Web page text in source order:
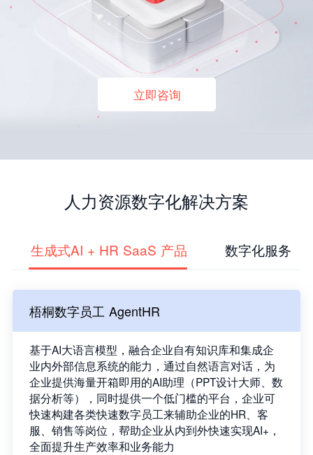
立即咨询
人力资源数字化解决方案
生成式AI + HR SaaS 产品 数字化服务
梧桐数字员工 AgentHR
基于AI大语言模型，融合企业自有知识库和集成企
业内外部信息系统的能力，通过自然语言对话，为
企业提供海量开箱即用的AI助理（PPT设计大师、数
据分析等），同时提供一个低门槛的平台，企业可
快速构建各类快速数字员工来辅助企业的HR、客
服、销售等岗位，帮助企业从内到外快速实现AI+，
全面提升生产效率和业务能力